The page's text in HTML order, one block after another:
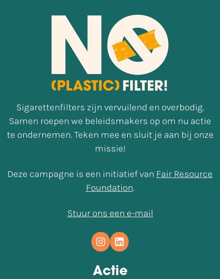
Sigarettenfilters zijn vervuilend en overbodig.
Samen roepen we beleidsmakers op om nu actie
te ondernemen. Teken mee en sluit je aan bij onze
missie!
Deze campagne is een initiatief van Fair Resource
Foundation.
Stuur ons een e-mail
Actie